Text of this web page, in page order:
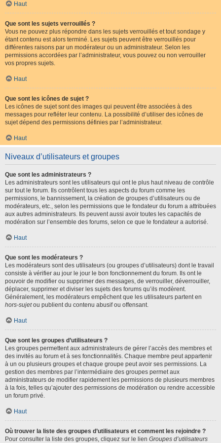
Haut
Que sont les sujets verrouillés ?
Vous ne pouvez plus répondre dans les sujets verrouillés et tout sondage y
étant contenu est alors terminé. Les sujets peuvent être verrouillés pour
différentes raisons par un modérateur ou un administrateur. Selon les
permissions accordées par l’administrateur, vous pouvez ou non verrouiller
vos propres sujets.
Haut
Que sont les icônes de sujet ?
Les icônes de sujet sont des images qui peuvent être associées à des
messages pour refléter leur contenu. La possibilité d’utiliser des icônes de
sujet dépend des permissions définies par l’administrateur.
Haut
Niveaux d’utilisateurs et groupes
Que sont les administrateurs ?
Les administrateurs sont les utilisateurs qui ont le plus haut niveau de contrôle
sur tout le forum. Ils contrôlent tous les aspects du forum comme les
permissions, le bannissement, la création de groupes d’utilisateurs ou de
modérateurs, etc., selon les permissions que le fondateur du forum a attribuées
aux autres administrateurs. Ils peuvent aussi avoir toutes les capacités de
modération sur l’ensemble des forums, selon ce que le fondateur a autorisé.
Haut
Que sont les modérateurs ?
Les modérateurs sont des utilisateurs (ou groupes d’utilisateurs) dont le travail
consiste à vérifier au jour le jour le bon fonctionnement du forum. Ils ont le
pouvoir de modifier ou supprimer des messages, de verrouiller, déverrouiller,
déplacer, supprimer et diviser les sujets des forums qu’ils modèrent.
Généralement, les modérateurs empêchent que les utilisateurs partent en
hors-sujetou publient du contenu abusif ou offensant.
Haut
Que sont les groupes d’utilisateurs ?
Les groupes permettent aux administrateurs de gérer l’accès des membres et
des invités au forum et à ses fonctionnalités. Chaque membre peut appartenir
à un ou plusieurs groupes et chaque groupe peut avoir ses permissions. La
gestion des membres par l’intermédiaire des groupes permet aux
administrateurs de modifier rapidement les permissions de plusieurs membres
à la fois, telles qu’ajouter des permissions de modération ou rendre accessible
un forum privé.
Haut
Où trouver la liste des groupes d’utilisateurs et comment les rejoindre ?
Pour consulter la liste des groupes, cliquez sur le lien Groupes d’utilisateurs